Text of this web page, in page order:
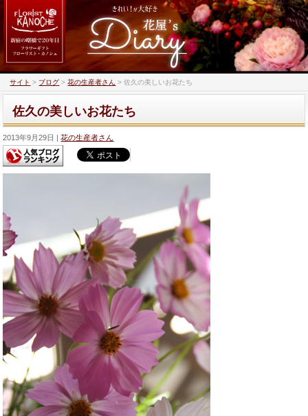
サイト > ブログ >花の生産者さん >佐久の美しいお花たち
佐久の美しいお花たち
2013年9月29日 花の生産者さん